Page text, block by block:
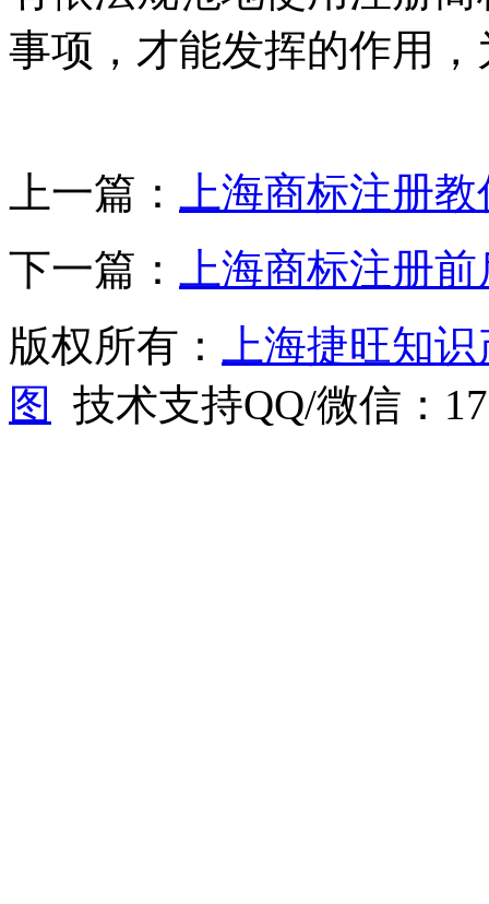
事项，才能发挥的作用
上一篇：
上海商标注册
下一篇：
上海商标注册
版权所有：
上海捷旺知
图
技术支持QQ/微信：